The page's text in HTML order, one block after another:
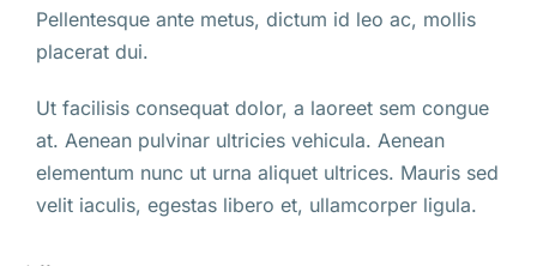
Pellentesque ante metus, dictum id leo ac, mollis
placerat dui.
Ut facilisis consequat dolor, a laoreet sem congue
at. Aenean pulvinar ultricies vehicula. Aenean
elementum nunc ut urna aliquet ultrices. Mauris sed
velit iaculis, egestas libero et, ullamcorper ligula.